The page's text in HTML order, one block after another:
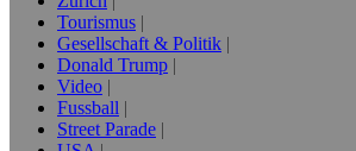
Tourismus
Gesellschaft & Politik
Donald Trump
Video
Fussball
Street Parade